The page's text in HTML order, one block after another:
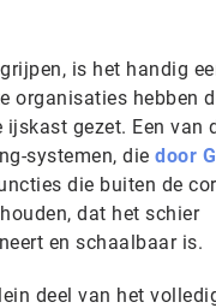
is het handig
organisaties hebben
gezet. Een van
systemen, die door
die buiten de
dat het schier
en schaalbaar is.
deel van het